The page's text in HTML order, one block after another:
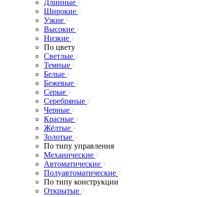
Длинные
Широкие
Узкие
Высокие
Низкие
По цвету
Светлые
Темные
Белые
Бежевые
Серые
Серебряные
Черные
Красные
Жёлтые
Золотые
По типу управления
Механические
Автоматические
Полуавтоматические
По типу конструкции
Открытые